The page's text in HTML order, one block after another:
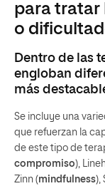
para tratar
o
Dentro de las
engloban
más
Se incluye una
que refuerzan la
de este tipo de
compromiso),
Zinn (mindfulness),